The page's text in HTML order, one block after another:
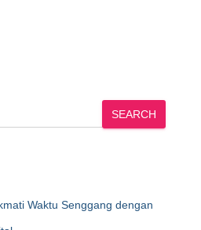
SEARCH
Waktu Senggang dengan